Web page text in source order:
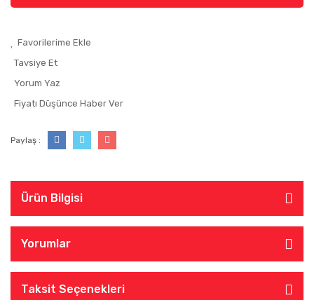
Tavsiye Et
Yorum Yaz
Fiyatı Düşünce Haber Ver
Paylaş :
Ürün Bilgisi
Yorumlar
Taksit Seçenekleri